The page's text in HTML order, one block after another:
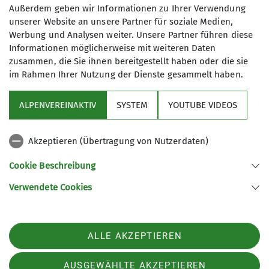
mehrtägige Touren sowohl in der
Region als auch in den Alpen. Unsere
Touren werden von zertifizierten
Guides oder sehr erfahrenen
Mountainbikern organisiert.
Wir bieten ein umfangreiches
Tourenprogramm überwiegend im
Zeitraum von April bis Oktober an.
Fahrtechnik-Trainings unser
Bei uns sind alle Mountainbiker
willkommen, egal, ob E-Bike oder
Mountainbike ist jedoch
sind für unsere Touren nicht geeignet.
12
Sektion
Programm
90762 Fürth
Telefon +499117437033
Außerdem geben wir Informationen zu Ihrer Verwendung
unserer Website an unsere Partner für soziale Medien,
Werbung und Analysen weiter. Unsere Partner führen diese
Informationen möglicherweise mit weiteren Daten
zusammen, die Sie ihnen bereitgestellt haben oder die sie
im Rahmen Ihrer Nutzung der Dienste gesammelt haben.
ALPENVEREINAKTIV SYSTEM YOUTUBE VIDEOS
Akzeptieren (Übertragung von Nutzerdaten)
Cookie Beschreibung
Verwendete Cookies
ALLE AKZEPTIEREN
AUSGEWÄHLTE AKZEPTIEREN